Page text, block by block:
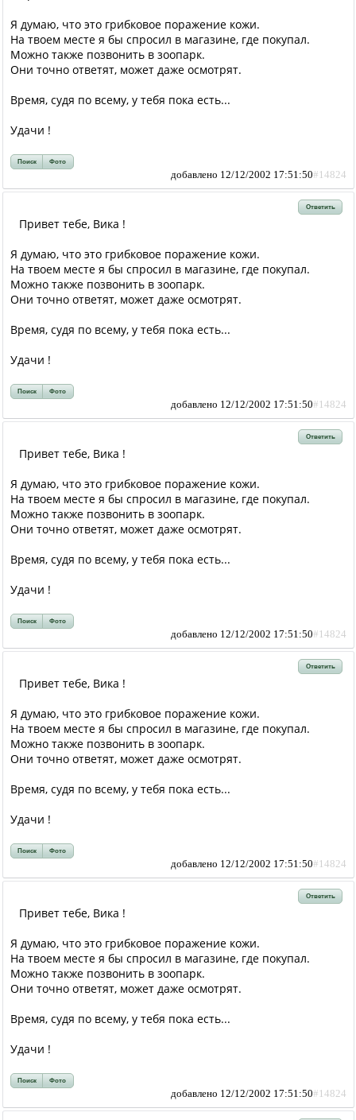
Я думаю, что это грибковое поражение кожи.
На твоем месте я бы спросил в магазине, где покупал.
Можно также позвонить в зоопарк.
Они точно ответят, может даже осмотрят.
Время, судя по всему, у тебя пока есть...
Удачи !
Поиск Фото
добавлено 12/12/2002 17:51:50#14824
Ответить
Привет тебе, Вика !
Я думаю, что это грибковое поражение кожи.
На твоем месте я бы спросил в магазине, где покупал.
Можно также позвонить в зоопарк.
Они точно ответят, может даже осмотрят.
Время, судя по всему, у тебя пока есть...
Удачи !
Поиск Фото
добавлено 12/12/2002 17:51:50#14824
Ответить
Привет тебе, Вика !
Я думаю, что это грибковое поражение кожи.
На твоем месте я бы спросил в магазине, где покупал.
Можно также позвонить в зоопарк.
Они точно ответят, может даже осмотрят.
Время, судя по всему, у тебя пока есть...
Удачи !
Поиск Фото
добавлено 12/12/2002 17:51:50#14824
Ответить
Привет тебе, Вика !
Я думаю, что это грибковое поражение кожи.
На твоем месте я бы спросил в магазине, где покупал.
Можно также позвонить в зоопарк.
Они точно ответят, может даже осмотрят.
Время, судя по всему, у тебя пока есть...
Удачи !
Поиск Фото
добавлено 12/12/2002 17:51:50#14824
Ответить
Привет тебе, Вика !
Я думаю, что это грибковое поражение кожи.
На твоем месте я бы спросил в магазине, где покупал.
Можно также позвонить в зоопарк.
Они точно ответят, может даже осмотрят.
Время, судя по всему, у тебя пока есть...
Удачи !
Поиск Фото
добавлено 12/12/2002 17:51:50#14824